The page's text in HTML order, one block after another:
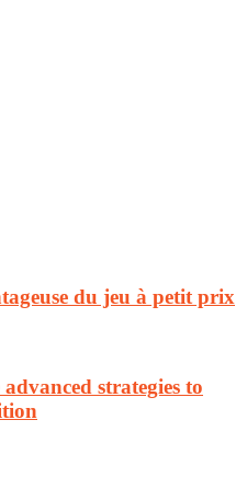
du jeu à petit prix
strategies to